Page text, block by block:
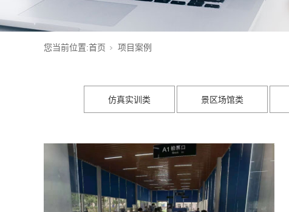
您当前位置:首页 项目案例
仿真实训类 景区场馆类